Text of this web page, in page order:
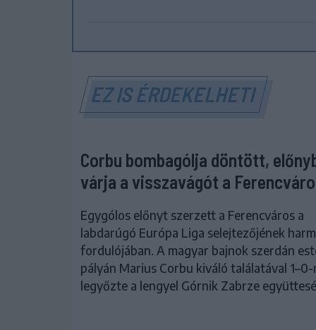
EZ IS ÉRDEKELHETI
Corbu bombagólja döntött,
várja a visszavágót a
Egygólos előnyt szerzett a Ferencváros a
labdarúgó Európa Liga selejtezőjének
fordulójában. A magyar bajnok szerdán
pályán Marius Corbu kiváló találatával 1–0-
legyőzte a lengyel Górnik Zabrze